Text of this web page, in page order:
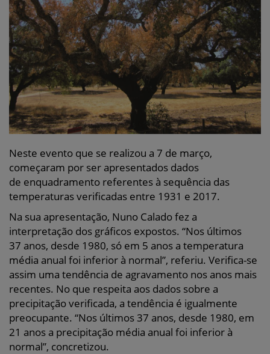
Neste evento que se realizou a 7 de março,
começaram por ser apresentados dados
de enquadramento referentes à sequência das
temperaturas verificadas entre 1931 e 2017.
Na sua apresentação, Nuno Calado fez a
interpretação dos gráficos expostos. “Nos últimos
37 anos, desde 1980, só em 5 anos a temperatura
média anual foi inferior à normal”, referiu. Verifica-se
assim uma tendência de agravamento nos anos mais
recentes. No que respeita aos dados sobre a
precipitação verificada, a tendência é igualmente
preocupante. “Nos últimos 37 anos, desde 1980, em
21 anos a precipitação média anual foi inferior à
normal”, concretizou.